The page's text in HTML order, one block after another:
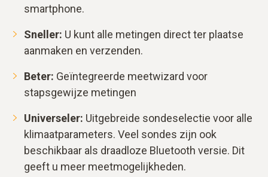
smartphone.
Sneller: U kunt alle metingen direct ter plaatse
aanmaken en verzenden.
Beter: Geïntegreerde meetwizard voor
stapsgewijze metingen
Universeler: Uitgebreide sondeselectie voor alle
klimaatparameters. Veel sondes zijn ook
beschikbaar als draadloze Bluetooth versie. Dit
geeft u meer meetmogelijkheden.